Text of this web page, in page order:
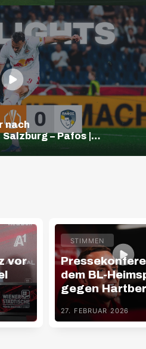
nach
– Pafos |
Q3
vor
STIMMEN
dem BL-
gegen
27. FEBRUAR 2026